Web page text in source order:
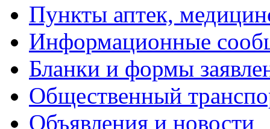
Пункты аптек,
Информационные
Бланки и формы
Общественный
Объявления и новости